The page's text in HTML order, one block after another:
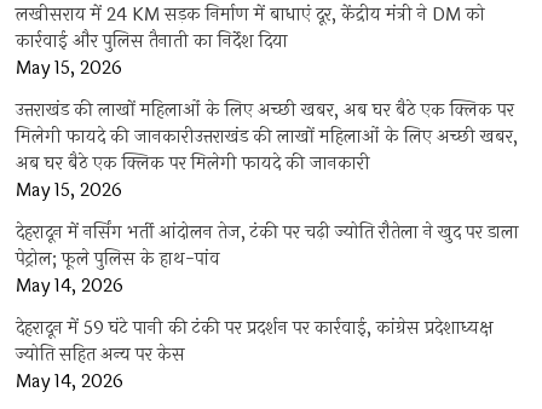
लखीसराय में 24 KM सड़क निर्माण में बाधाएं दूर, केंद्रीय मंत्री ने DM को
कार्रवाई और पुलिस तैनाती का निर्देश दिया
May 15, 2026
उत्तराखंड की लाखों महिलाओं के लिए अच्छी खबर, अब घर बैठे एक क्लिक पर
मिलेगी फायदे की जानकारीउत्तराखंड की लाखों महिलाओं के लिए अच्छी खबर,
अब घर बैठे एक क्लिक पर मिलेगी फायदे की जानकारी
May 15, 2026
देहरादून में नर्सिंग भर्ती आंदोलन तेज, टंकी पर चढ़ी ज्योति रौतेला ने खुद पर डाला
पेट्रोल; फूले पुलिस के हाथ-पांव
May 14, 2026
देहरादून में 59 घंटे पानी की टंकी पर प्रदर्शन पर कार्रवाई, कांग्रेस प्रदेशाध्यक्ष
ज्योति सहित अन्य पर केस
May 14, 2026